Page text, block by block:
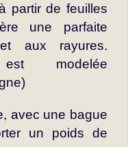
partir de feuilles
une parfaite
aux rayures.
modelée
avec une bague
un poids de